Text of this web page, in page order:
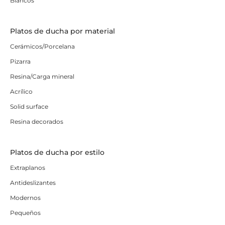
Platos de ducha por material
Cerámicos/Porcelana
Pizarra
Resina/Carga mineral
Acrílico
Solid surface
Resina decorados
Platos de ducha por estilo
Extraplanos
Antideslizantes
Modernos
Pequeños